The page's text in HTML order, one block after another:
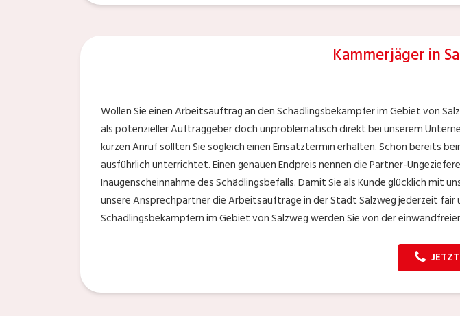
Kammerjäger in
Wollen Sie einen Arbeitsauftrag an den Schädlingsbekämpfer im Gebiet von
als potenzieller Auftraggeber doch unproblematisch direkt bei unserem
kurzen Anruf sollten Sie sogleich einen Einsatztermin erhalten. Schon bereits
ausführlich unterrichtet. Einen genauen Endpreis nennen die Partner-
Inaugenscheinnahme des Schädlingsbefalls. Damit Sie als Kunde glücklich mit
unsere Ansprechpartner die Arbeitsaufträge in der Stadt Salzweg jederzeit fair
Schädlingsbekämpfern im Gebiet von Salzweg werden Sie von der